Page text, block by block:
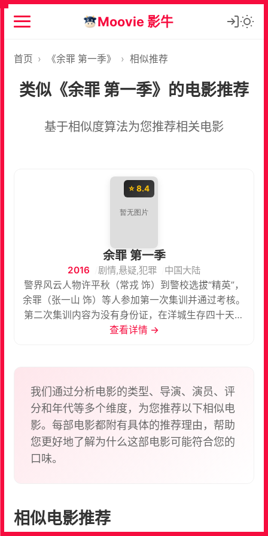
Moovie 影牛
首页 › 《余罪 第一季》 › 相似推荐
类似《余罪 第一季》的电影推荐
基于相似度算法为您推荐相关电影
⭐ 8.4
余罪 第一季
2016 剧情,悬疑,犯罪
中国大陆
警界风云人物许平秋（常戎 饰）到警校选拔“精英”，
余罪（张一山 饰）等人参加第一次集训并通过考核。
第二次集训内容为没有身份证，在洋城生存四十天。
余罪通过推断找到安嘉璐（孙佳雨 饰），通过反跟踪
程 饰）成为知己。余罪加入特勤并成为卧底后成功接
近傅国生等人。傅国生将余罪派到郑潮（杜胤伟 饰）
身边。郑潮在余罪不知详情时利用他运毒，余罪在交
易时毁坏信号干扰器引起毒贩怀疑并中枪。余罪被焦
涛（于笑 饰）所救，他的存活令郑潮感到不安。余罪
想利用傅国生郑潮之间的嫌隙除去郑潮。而郑潮欲用
查看详情 →
我们通过分析电影的类型、导演、演员、评
分和年代等多个维度，为您推荐以下相似电
影。每部电影都附有具体的推荐理由，帮助
您更好地了解为什么这部电影可能符合您的
口味。
相似电影推荐